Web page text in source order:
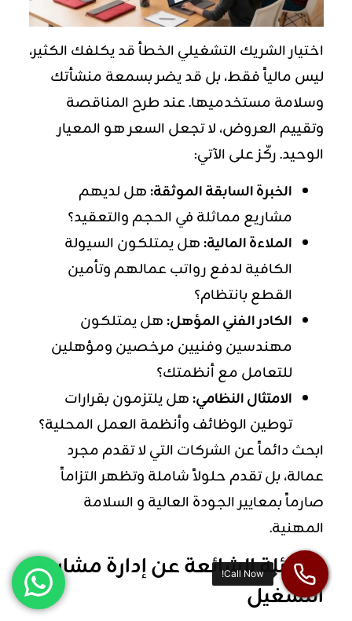
اختيار الشريك التشغيلي الخطأ قد يكلفك الكثير،
ليس مالياً فقط، بل قد يضر بسمعة منشأتك
وسلامة مستخدميها. عند طرح المناقصة
وتقييم العروض، لا تجعل السعر هو المعيار
الوحيد. ركّز على الآتي:
الخبرة السابقة الموثقة:هل لديهم
مشاريع مماثلة في الحجم والتعقيد؟
الملاءة المالية:هل يمتلكون السيولة
الكافية لدفعرواتبعمالهم وتأمين
القطع بانتظام؟
الكادر الفني المؤهل:هل يمتلكون
مهندسين وفنيين مرخصين ومؤهلين
للتعامل مع أنظمتك؟
الامتثال النظامي:هل يلتزمون بقرارات
توطين الوظائف وأنظمة العمل المحلية؟
ابحث دائماً عن الشركات التي لا تقدم مجرد
عمالة، بل تقدم حلولاً شاملة وتظهر التزاماً
صارماً بمعايير الجودة العالية و السلامة
المهنية.
الأسئلة الشائعة عن إدارة مشاريع
التشغيل